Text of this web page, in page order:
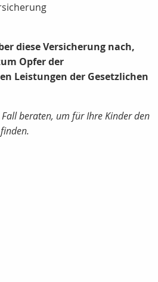
diese Versicherung nach,
Opfer der
Leistungen der Gesetzlichen
beraten, um für Ihre Kinder den